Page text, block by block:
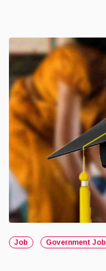
Job Government Job